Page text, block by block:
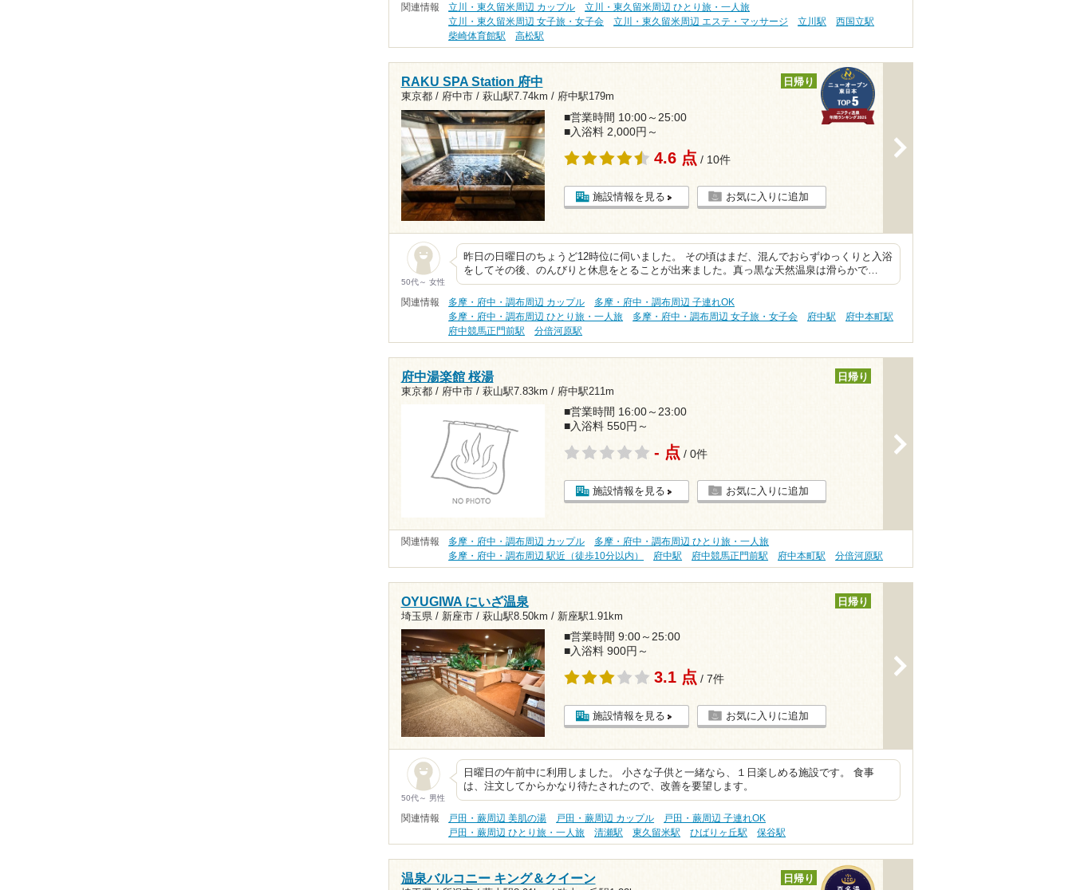
関連情報 立川・東久留米周辺 カップル
立川・東久留米周辺 ひとり旅・一人旅
立川・東久留米周辺 女子旅・女子会
立川・東久留米周辺 エステ・マッサージ 立川駅
西国立駅
柴崎体育館駅
高松駅
RAKU SPA Station 府中
東京都 / 府中市 / 萩山駅7.74km / 府中駅179m
日帰り
■営業時間 10:00～25:00
■入浴料 2,000円～
4.6 点 / 10件
施設情報を見る お気に入りに追加
50代～ 女性
昨日の日曜日のちょうど12時位に伺いました。 その頃はまだ、混んでおらずゆっくりと入浴
をしてその後、のんびりと休息をとることが出来ました。真っ黒な天然温泉は滑らかで…
関連情報 多摩・府中・調布周辺 カップル
多摩・府中・調布周辺 子連れOK
多摩・府中・調布周辺 ひとり旅・一人旅
多摩・府中・調布周辺 女子旅・女子会 府中駅
府中本町駅
府中競馬正門前駅
分倍河原駅
府中湯楽館 桜湯
東京都 / 府中市 / 萩山駅7.83km / 府中駅211m
日帰り
■営業時間 16:00～23:00
■入浴料 550円～
- 点 / 0件
施設情報を見る お気に入りに追加
関連情報 多摩・府中・調布周辺 カップル
多摩・府中・調布周辺 ひとり旅・一人旅
多摩・府中・調布周辺 駅近（徒歩10分以内）
府中駅 府中競馬正門前駅 府中本町駅 分倍河原駅
OYUGIWA にいざ温泉
埼玉県 / 新座市 / 萩山駅8.50km / 新座駅1.91km
日帰り
■営業時間 9:00～25:00
■入浴料 900円～
3.1 点 / 7件
施設情報を見る お気に入りに追加
50代～ 男性
日曜日の午前中に利用しました。 小さな子供と一緒なら、１日楽しめる施設です。 食事
は、注文してからかなり待たされたので、改善を要望します。
関連情報 戸田・蕨周辺 美肌の湯 戸田・蕨周辺 カップル
戸田・蕨周辺 子連れOK
戸田・蕨周辺 ひとり旅・一人旅
清瀬駅 東久留米駅 ひばりヶ丘駅 保谷駅
温泉バルコニー キング＆クイーン 日帰り